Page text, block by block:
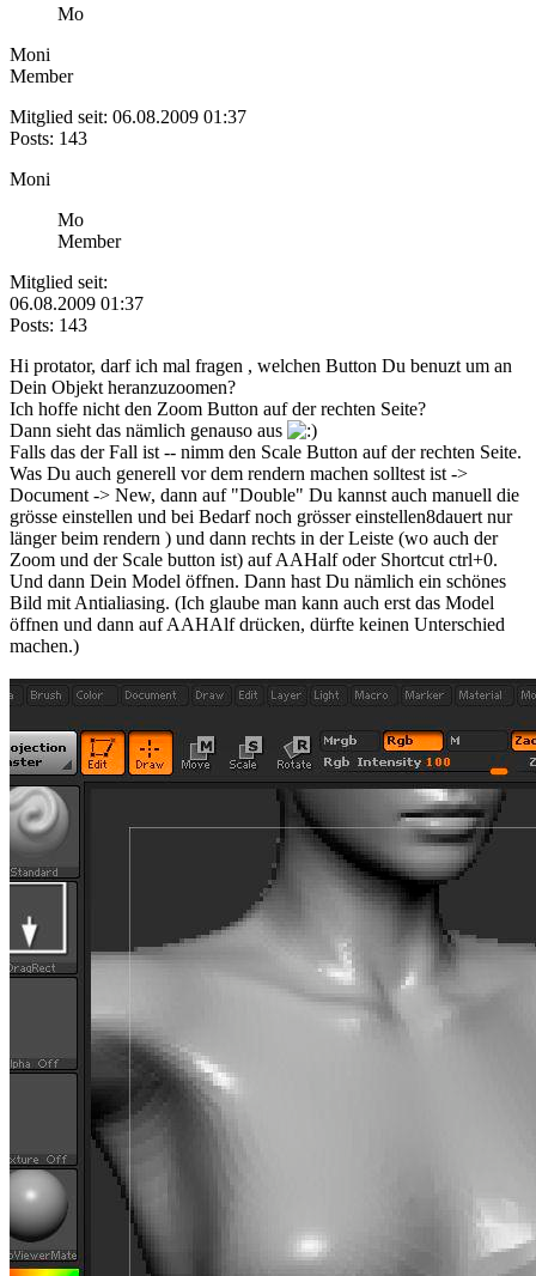
Mo
Moni
Member
Mitglied seit: 06.08.2009 01:37
Posts: 143
Moni
Mo
Member
Mitglied seit:
06.08.2009 01:37
Posts: 143
Hi protator, darf ich mal fragen , welchen Button Du benuzt um an
Dein Objekt heranzuzoomen?
Ich hoffe nicht den Zoom Button auf der rechten Seite?
Dann sieht das nämlich genauso aus
Falls das der Fall ist -- nimm den Scale Button auf der rechten Seite.
Was Du auch generell vor dem rendern machen solltest ist ->
Document -> New, dann auf "Double" Du kannst auch manuell die
grösse einstellen und bei Bedarf noch grösser einstellen8dauert nur
länger beim rendern ) und dann rechts in der Leiste (wo auch der
Zoom und der Scale button ist) auf AAHalf oder Shortcut ctrl+0.
Und dann Dein Model öffnen. Dann hast Du nämlich ein schönes
Bild mit Antialiasing. (Ich glaube man kann auch erst das Model
öffnen und dann auf AAHAlf drücken, dürfte keinen Unterschied
machen.)